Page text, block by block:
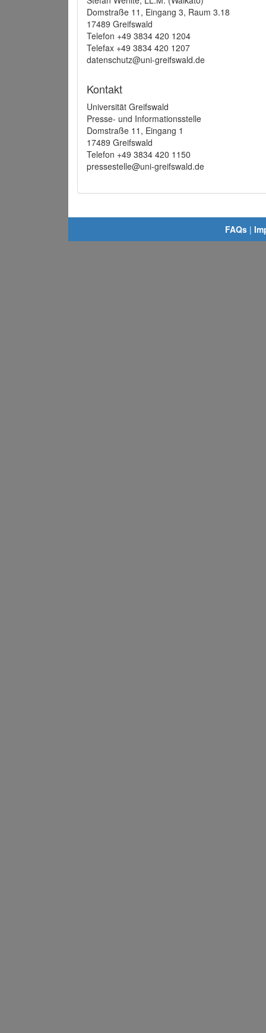
Domstraße 11, Eingang 3, Raum 3.18
17489 Greifswald
Telefon +49 3834 420 1204
Telefax +49 3834 420 1207
datenschutz@uni-greifswald.de
Kontakt
Universität Greifswald
Presse- und Informationsstelle
Domstraße 11, Eingang 1
17489 Greifswald
Telefon +49 3834 420 1150
pressestelle@uni-greifswald.de
FAQs |